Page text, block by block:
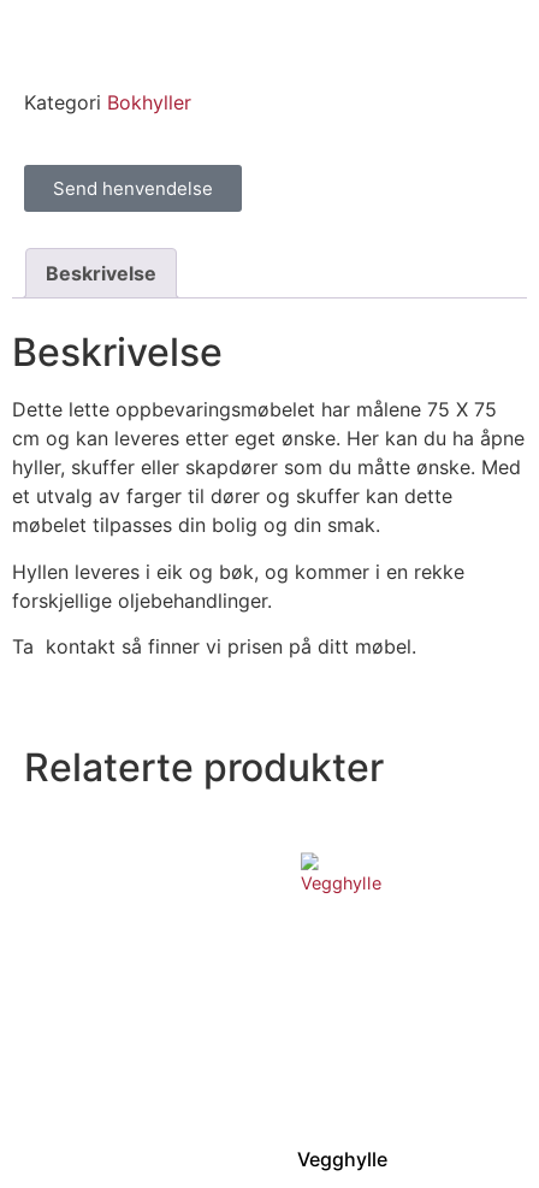
Kategori Bokhyller
Send henvendelse
Beskrivelse
Beskrivelse
Dette lette oppbevaringsmøbelet har målene 75 X 75
cm og kan leveres etter eget ønske. Her kan du ha åpne
hyller, skuffer eller skapdører som du måtte ønske. Med
et utvalg av farger til dører og skuffer kan dette
møbelet tilpasses din bolig og din smak.
Hyllen leveres i eik og bøk, og kommer i en rekke
forskjellige oljebehandlinger.
Ta kontakt så finner vi prisen på ditt møbel.
Relaterte produkter
Vegghylle